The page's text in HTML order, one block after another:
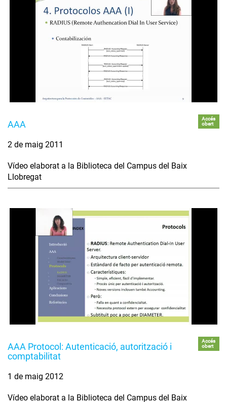
AAA
Accés
obert
2 de maig 2011
Vídeo elaborat a la Biblioteca del Campus del Baix
Llobregat
AAA Protocol: Autenticació, autorització i
comptabilitat
Accés
obert
1 de maig 2012
Vídeo elaborat a la Biblioteca del Campus del Baix